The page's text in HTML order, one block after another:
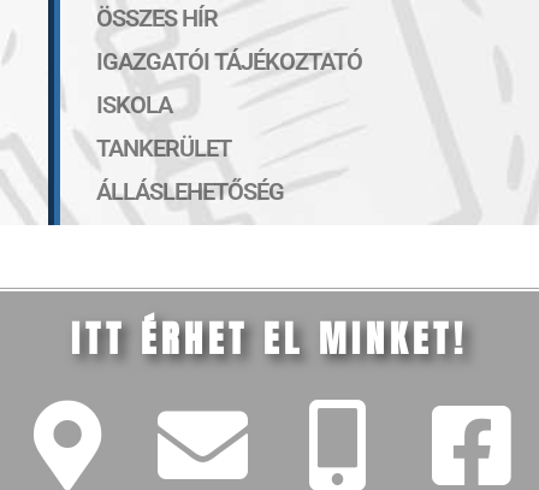
ÖSSZES HÍR
IGAZGATÓI TÁJÉKOZTATÓ
ISKOLA
TANKERÜLET
ÁLLÁSLEHETŐSÉG
ITT ÉRHET EL MINKET!